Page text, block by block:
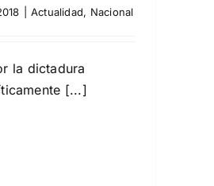
Actualidad, Nacional
la dictadura
[...]